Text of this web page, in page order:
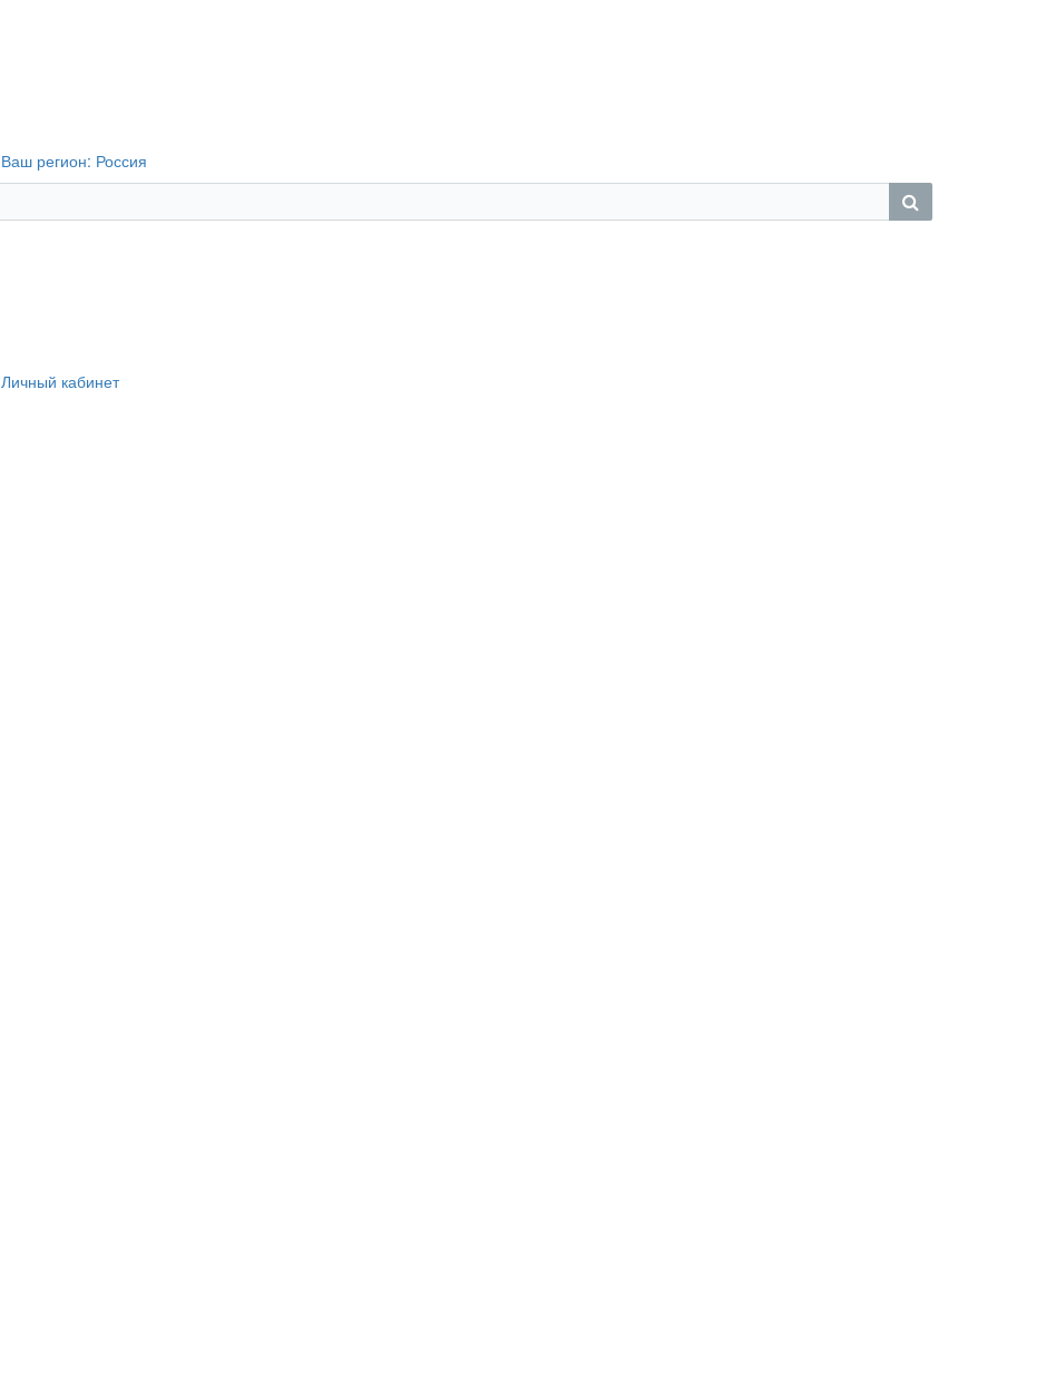
Ваш регион: Россия
Личный кабинет